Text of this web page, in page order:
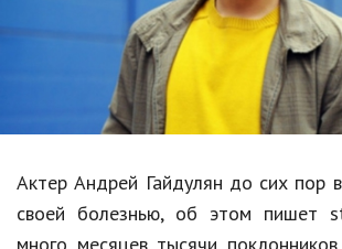
Авто, мото
Спорт
Знаменитости
Актер Андрей Гайдулян до сих пор
своей болезнью, об этом пишет